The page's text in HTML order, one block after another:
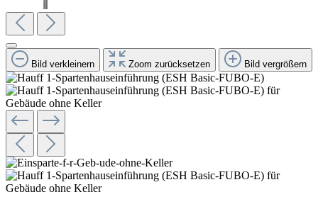
Bild verkleinern Zoom zurücksetzen Bild vergrößern